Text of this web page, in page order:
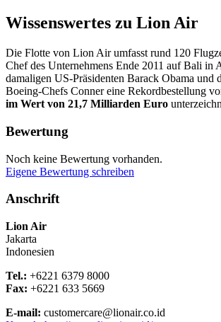
Wissenswertes zu Lion Air
Die Flotte von Lion Air umfasst rund 120
Chef des Unternehmens Ende 2011 auf Bali in
damaligen US-Präsidenten Barack Obama und
Boeing-Chefs Conner eine Rekordbestellung
im Wert von 21,7 Milliarden Euro
Bewertung
Noch keine Bewertung vorhanden.
Eigene Bewertung schreiben
Anschrift
Lion Air
Jakarta
Indonesien
Tel.: +6221 6379 8000
Fax: +6221 633 5669
E-mail: customercare@lionair.co.id